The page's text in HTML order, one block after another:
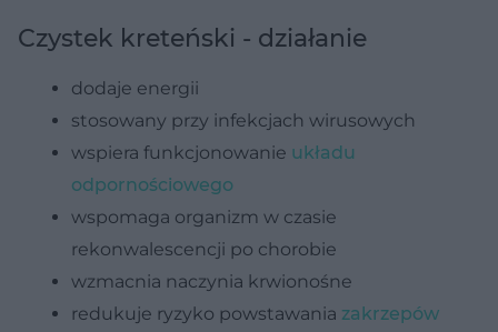
Czystek kreteński - działanie
dodaje energii
stosowany przy infekcjach wirusowych
wspiera funkcjonowanie układu
odpornościowego
wspomaga organizm w czasie
rekonwalescencji po chorobie
wzmacnia naczynia krwionośne
redukuje ryzyko powstawania zakrzepów